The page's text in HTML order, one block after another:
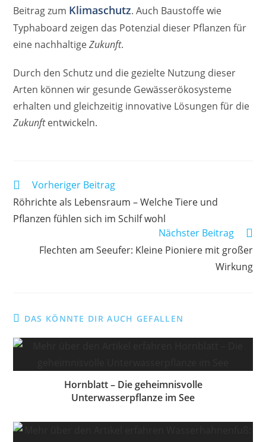
Beitrag zum Klimaschutz. Auch Baustoffe wie
Typhaboard zeigen das Potenzial dieser Pflanzen für
eine nachhaltigeZukunft.
Durch den Schutz und die gezielte Nutzung dieser
Arten können wir gesunde Gewässerökosysteme
erhalten und gleichzeitig innovative Lösungen für die
Zukunftentwickeln.
Weitere
Artikel
ansehen
Vorheriger Beitrag
Röhrichte als Lebensraum – Welche Tiere und
Pflanzen fühlen sich im Schilf wohl
Nächster Beitrag
Flechten am Seeufer: Kleine Pioniere mit großer
Wirkung
DAS KÖNNTE DIR AUCH GEFALLEN
Hornblatt – Die geheimnisvolle
Unterwasserpflanze im See